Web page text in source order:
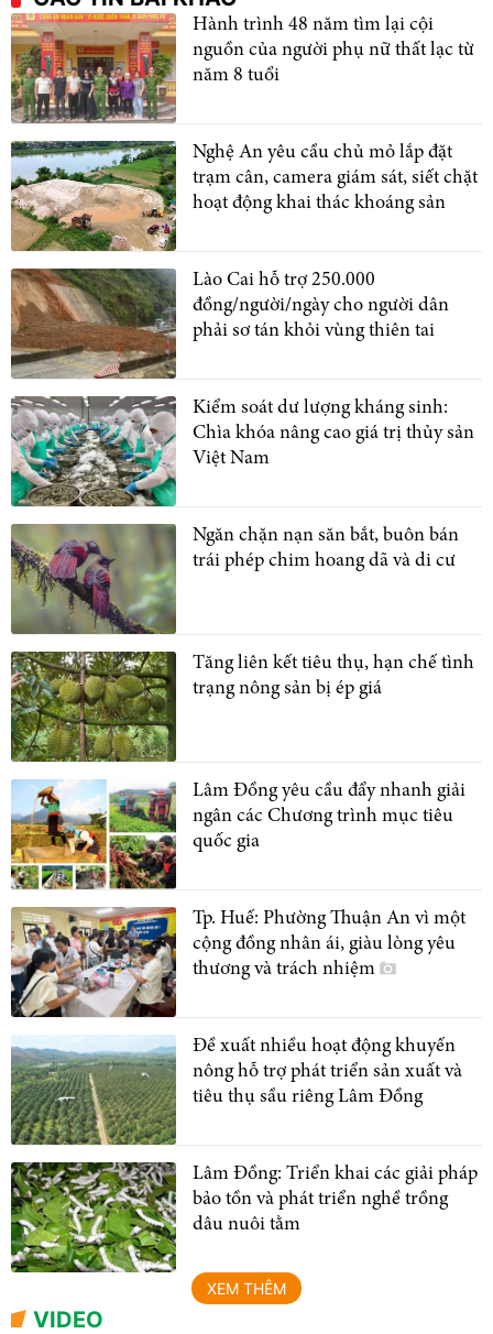
Hành trình 48 năm tìm lại cội
nguồn của người phụ nữ thất lạc từ
năm 8 tuổi
Nghệ An yêu cầu chủ mỏ lắp đặt
trạm cân, camera giám sát, siết chặt
hoạt động khai thác khoáng sản
Lào Cai hỗ trợ 250.000
đồng/người/ngày cho người dân
phải sơ tán khỏi vùng thiên tai
Kiểm soát dư lượng kháng sinh:
Chìa khóa nâng cao giá trị thủy sản
Việt Nam
Ngăn chặn nạn săn bắt, buôn bán
trái phép chim hoang dã và di cư
Tăng liên kết tiêu thụ, hạn chế tình
trạng nông sản bị ép giá
Lâm Đồng yêu cầu đẩy nhanh giải
ngân các Chương trình mục tiêu
quốc gia
Tp. Huế: Phường Thuận An vì một
cộng đồng nhân ái, giàu lòng yêu
thương và trách nhiệm
Đề xuất nhiều hoạt động khuyến
nông hỗ trợ phát triển sản xuất và
tiêu thụ sầu riêng Lâm Đồng
Lâm Đồng: Triển khai các giải pháp
bảo tồn và phát triển nghề trồng
dâu nuôi tằm
XEM THÊM
VIDEO